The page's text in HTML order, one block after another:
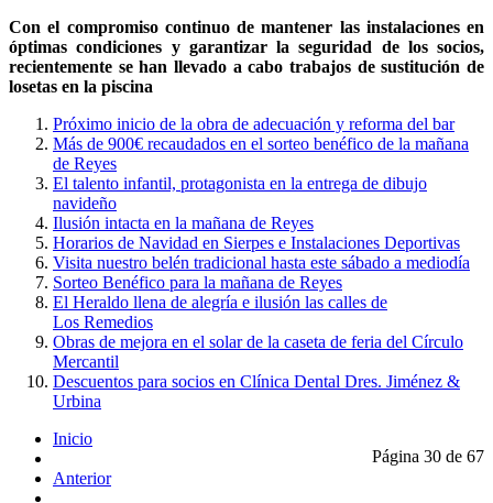
Con el compromiso continuo de mantener las instalaciones en
óptimas condiciones y garantizar la seguridad de los socios,
recientemente se han llevado a cabo trabajos de sustitución de
losetas en la piscina
Próximo inicio de la obra de adecuación y reforma del bar
Más de 900€ recaudados en el sorteo benéfico de la mañana
de Reyes
El talento infantil, protagonista en la entrega de dibujo
navideño
Ilusión intacta en la mañana de Reyes
Horarios de Navidad en Sierpes e Instalaciones Deportivas
Visita nuestro belén tradicional hasta este sábado a mediodía
Sorteo Benéfico para la mañana de Reyes
El Heraldo llena de alegría e ilusión las calles de
Los Remedios
Obras de mejora en el solar de la caseta de feria del Círculo
Mercantil
Descuentos para socios en Clínica Dental Dres. Jiménez &
Urbina
Página 30 de 67
Inicio
Anterior